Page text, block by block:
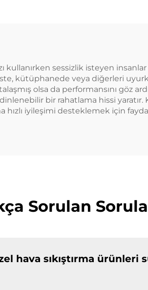
kullanırken sessizlik isteyen
kütüphanede veya diğerleri
olsa da performansını göz
bir rahatlama hissi
iyileşimi desteklemek için
Sorulan
hava sıkıştırma ürünleri